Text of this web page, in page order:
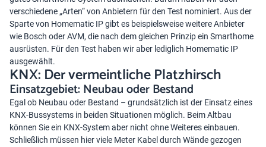
verschiedene „Arten“ von Anbietern für den Test nominiert. Aus der
Sparte von Homematic IP gibt es beispielsweise weitere Anbieter
wie Bosch oder AVM, die nach dem gleichen Prinzip ein Smarthome
ausrüsten. Für den Test haben wir aber lediglich Homematic IP
ausgewählt.
KNX: Der vermeintliche Platzhirsch
Einsatzgebiet: Neubau oder Bestand
Egal ob Neubau oder Bestand – grundsätzlich ist der Einsatz eines
KNX-Bussystems in beiden Situationen möglich. Beim Altbau
können Sie ein KNX-System aber nicht ohne Weiteres einbauen.
Schließlich müssen hier viele Meter Kabel durch Wände gezogen